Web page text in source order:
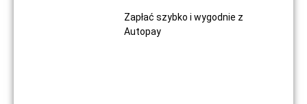
Zapłać szybko i wygodnie z
Autopay